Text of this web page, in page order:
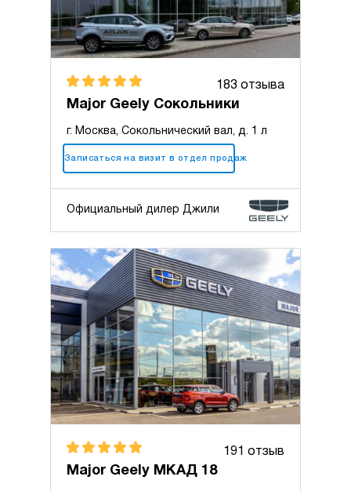
183 отзыва
Major Geely Сокольники
г. Москва, Сокольнический вал, д. 1 л
+7 (495) 025-10-10
Записаться на визит в отдел продаж
Официальный дилер Джили
191 отзыв
Major Geely МКАД 18